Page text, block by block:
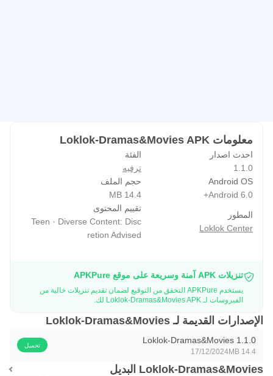
معلومات Loklok-Dramas&Movies APK
احدث اصدار
1.1.0
الفئة
ترفيه
Android OS
Android 6.0+
حجم الملف
14.4 MB
المطور
Loklok Center
تقييم المحتوى
Teen · Diverse Content: Disc
retion Advised
تنزيلات APK آمنة وسريعة على موقع APKPure
يستخدم APKPure التحقق من التوقيع لضمان تقديم تنزيلات خالية من
الفيروسات لـ Loklok-Dramas&Movies APK لك.
الإصدارات القديمة لـ Loklok-Dramas&Movies
Loklok-Dramas&Movies 1.1.0
14.4 MB
17/12/2024
تحميل
Loklok-Dramas&Movies البديل